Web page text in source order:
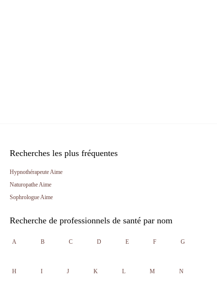
Recherches les plus fréquentes
Hypnothérapeute Aime
Naturopathe Aime
Sophrologue Aime
Recherche de professionnels de santé par nom
A B C D E F G
H I J K L M N